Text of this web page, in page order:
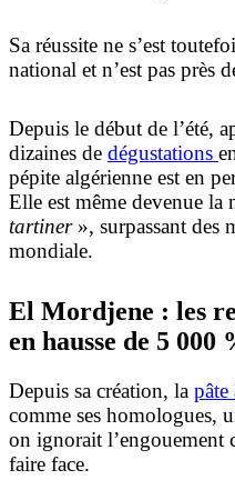
Sa réussite ne s’est
national et n’est pas près
Depuis le début de l’été,
dizaines de dégustations
pépite algérienne est en
Elle est même devenue la
tartiner», surpassant des
mondiale.
El Mordjene : les
en hausse de 5 000
Depuis sa création, la
comme ses homologues,
on ignorait l’engouement
faire face.